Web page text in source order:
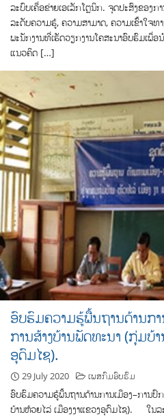
ລະບົບເຄື່ອຂ່າຍເອເລັກໂຕຼນິກ. ຈຸດປະສົງຂອງ
ລະດັບຄວາມຮູ້, ຄວາມສາມາດ, ຄວາມເຂົ້າໃຈ
ພະນັກງານທີ່ເຮັດວຽກງານໂຄສະນາອົບຮົມເພື່ອ
ແນວຄິດ […]
ອົບຮົມຄວາມຮູ້ພື້ນຖານດ້ານກ
ການສ້າງບ້ານພັດທະນາ (ກຸ່ມບ້
ອຸດົມໄຊ).
29 July 2020 ເພສກົມອົບຮົມ
ອົບ​ຮົມ​ຄວາມ​ຮູ້​ພື້ນ​ຖານ​ດ້ານ​ການ​ເມືອງ–ການ​ປົ
ບ້ານ​ຫ້ວຍ​ໄລ່​ ເມືອງງາແຂວງ​ອຸ​ດົມ​ໄຊ). ໃນ